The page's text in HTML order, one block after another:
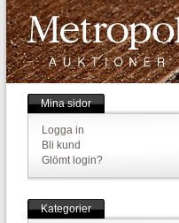
Mina sidor
Logga in
Bli kund
Glömt login?
Kategorier